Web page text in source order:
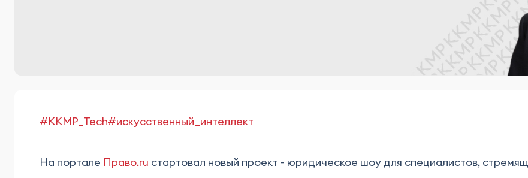
#KKMP_Tech#искусственный_интеллект
На портале Право.ru стартовал новый проект - юридическое шоу для специалистов,